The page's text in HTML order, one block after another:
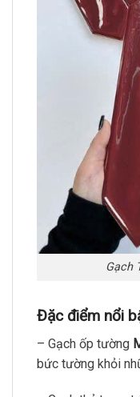
Gạch
Đặc điểm nổi
– Gạch ốp tường
bức tường khỏi